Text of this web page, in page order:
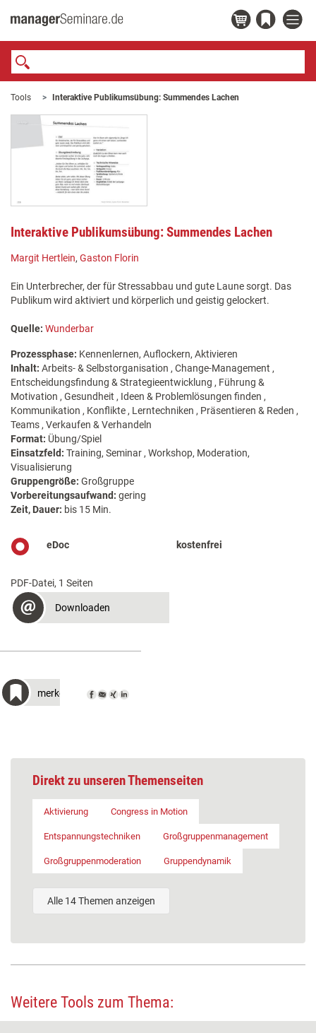
Tools Interaktive Publikumsübung: Summendes Lachen
Interaktive Publikumsübung: Summendes Lachen
Margit Hertlein, Gaston Florin
Ein Unterbrecher, der für Stressabbau und gute Laune sorgt. Das
Publikum wird aktiviert und körperlich und geistig gelockert.
Quelle: Wunderbar
Prozessphase: Kennenlernen, Auflockern, Aktivieren
Inhalt: Arbeits- & Selbstorganisation , Change-Management ,
Entscheidungsfindung & Strategieentwicklung , Führung &
Motivation , Gesundheit , Ideen & Problemlösungen finden ,
Kommunikation , Konflikte , Lerntechniken , Präsentieren & Reden ,
Teams , Verkaufen & Verhandeln
Format: Übung/Spiel
Einsatzfeld: Training, Seminar , Workshop, Moderation,
Visualisierung
Gruppengröße: Großgruppe
Vorbereitungsaufwand: gering
Zeit, Dauer: bis 15 Min.
eDoc kostenfrei
PDF-Datei, 1 Seiten
Downloaden
merken
Direkt zu unseren Themenseiten
Aktivierung Congress in Motion
Entspannungstechniken Großgruppenmanagement
Großgruppenmoderation Gruppendynamik
Alle 14 Themen anzeigen
Weitere Tools zum Thema: